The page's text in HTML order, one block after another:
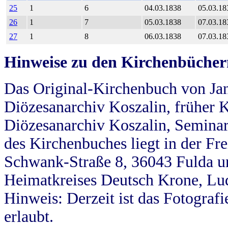
25
1 6 04.03.1838
26
1 7 05.03.1838
27
1 8 06.03.1838
Hinweise zu den
Das Original-Kirchenbuch von
Diözesanarchiv Koszalin, früher
Diözesanarchiv Koszalin,
des Kirchenbuches liegt in der
Schwank-Straße 8, 36043 Fulda
Heimatkreises Deutsch Krone,
Hinweis: Derzeit ist das
erlaubt.